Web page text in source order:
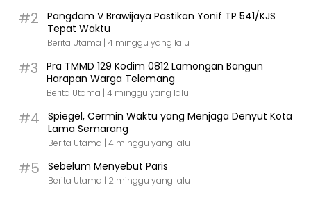
#2
Pangdam V Brawijaya Pastikan Yonif TP 541/KJS
Tepat Waktu
Berita Utama | 4 minggu yang lalu
#3
Pra TMMD 129 Kodim 0812 Lamongan Bangun
Harapan Warga Telemang
Berita Utama | 4 minggu yang lalu
#4
Spiegel, Cermin Waktu yang Menjaga Denyut Kota
Lama Semarang
Berita Utama | 4 minggu yang lalu
#5 Sebelum Menyebut Paris
Berita Utama | 2 minggu yang lalu